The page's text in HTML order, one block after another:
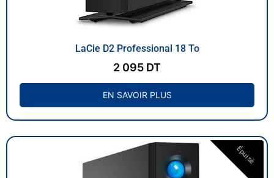
LaCie D2 Professional 18 To
2 095 DT
EN SAVOIR PLUS
Épuisé